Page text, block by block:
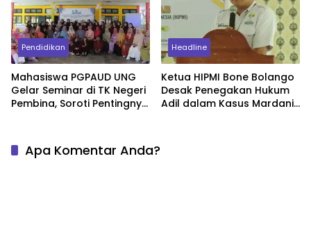
Pendidikan
Mahasiswa PGPAUD UNG
Gelar Seminar di TK Negeri
Pembina, Soroti Pentingnya
Headline
Ketua HIPMI Bone Bolango
Desak Penegakan Hukum
Adil dalam Kasus Mardani
Apa Komentar Anda?